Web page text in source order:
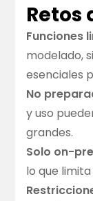
Retos
Funciones
modelado,
esenciales
No
y uso
grandes.
Solo on-
lo que